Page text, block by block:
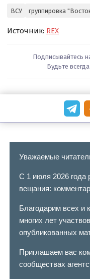
ВСУ группировка
Источник: REX
Подписывайтесь
Будьте
Уважаемые
С 1 июля 2026 года
вещания:
Благодарим всех и
многих лет
опубликованных
Приглашаем вас
сообществах